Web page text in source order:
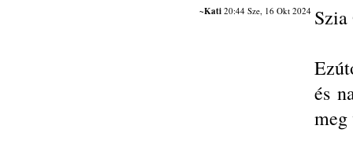
~Kati20:44 Sze, 16 Okt 2024
és
meg